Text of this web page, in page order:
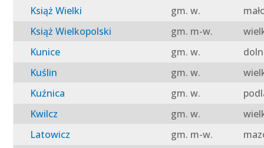
Książ Wielki
gm. w.
Książ Wielkopolski
gm. m-w.
Kunice
gm. w.
Kuślin
gm. w.
Kuźnica
gm. w.
Kwilcz
gm. w.
Latowicz
gm. m-w.